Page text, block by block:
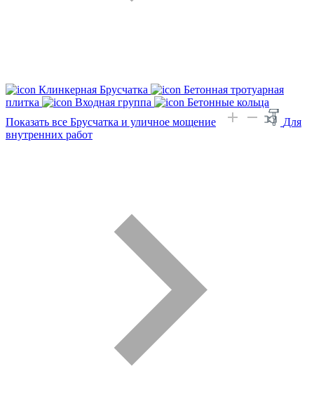
Клинкерная Брусчатка
Бетонная тротуарная
плитка
Входная группа
Бетонные кольца
Показать все Брусчатка и уличное мощение
Для
внутренних работ